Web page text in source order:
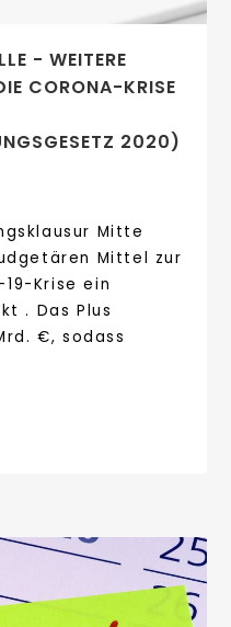
- WEITERE
CORONA-KRISE G
2020)
Mitte
Mittel zur
Krise ein
. Das Plus
€, sodass